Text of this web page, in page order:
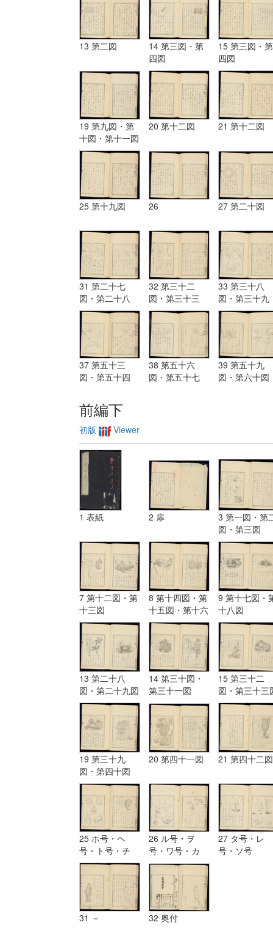
13 第二図
14 第三図・第
四図
15 第三図・第
四図
19 第九図・第
十図・第十一図
20 第十二図 21 第十二図
25 第十九図 26 27 第二十図
31 第二十七
図・第二十八
図・第二十九
図・第三十図・
第三十一図
32 第三十二
図・第三十三
図・第三十四
図・第三十五
図・第三十六
図・第三十七図
33 第三十八
図・第三十九
図・第四十図
第四十一図・
四十二図・
37 第五十三
図・第五十四
38 第五十六
図・第五十七
39 第五十九
図・第六十図
前編下
初版 Viewer
1 表紙 2 扉
3 第一図・第
図・第三図
7 第十二図・第
十三図
8 第十四図・第
十五図・第十六
図
9 第十七図・
十八図
13 第二十八
図・第二十九図
14 第三十図・
第三十一図
15 第三十二
図・第三十三
19 第三十九
図・第四十図
20 第四十一図 21 第四十二図
25 ホ号・ヘ
号・ト号・チ
号・リ号・ヌ号
26 ル号・ヲ
号・ワ号・カ
号・ヨ号
27 タ号・レ
号・ソ号
31 － 32 奥付